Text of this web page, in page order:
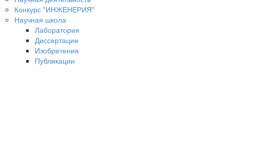
Конкурс "ИНЖЕНЕРИЯ"
Научная школа
Лаборатория
Диссертации
Изобретения
Публикации